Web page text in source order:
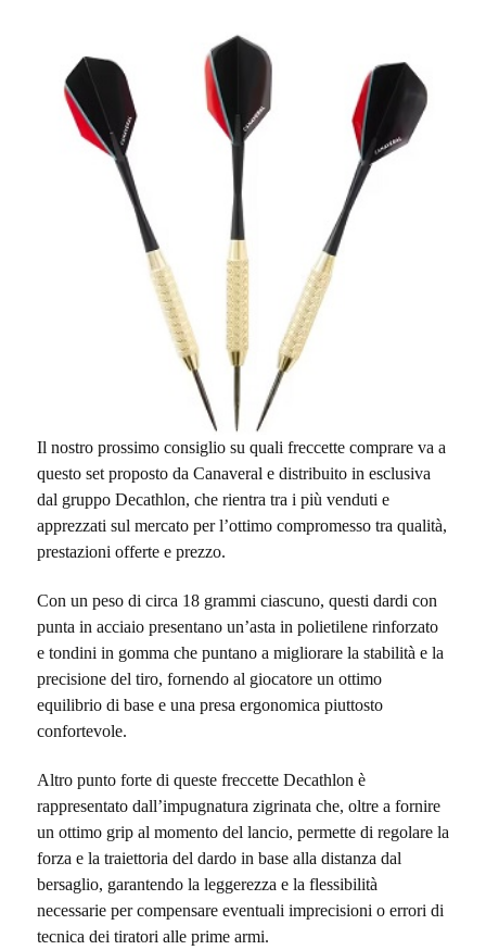
Il nostro prossimo consiglio su quali freccette comprare va a
questo set proposto da Canaveral e distribuito in esclusiva
dal gruppo Decathlon, che rientra tra i più venduti e
apprezzati sul mercato per l’ottimo compromesso tra qualità,
prestazioni offerte e prezzo.
Con un peso di circa 18 grammi ciascuno, questi dardi con
punta in acciaio presentano un’asta in polietilene rinforzato
e tondini in gomma che puntano a migliorare la stabilità e la
precisione del tiro, fornendo al giocatore un ottimo
equilibrio di base e una presa ergonomica piuttosto
confortevole.
Altro punto forte di queste freccette Decathlon è
rappresentato dall’impugnatura zigrinata che, oltre a fornire
un ottimo grip al momento del lancio, permette di regolare la
forza e la traiettoria del dardo in base alla distanza dal
bersaglio, garantendo la leggerezza e la flessibilità
necessarie per compensare eventuali imprecisioni o errori di
tecnica dei tiratori alle prime armi.